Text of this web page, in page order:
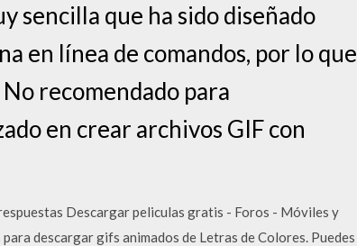
sencilla que ha sido diseñado
en línea de comandos, por lo que
recomendado para
en crear archivos GIF con
Descargar peliculas gratis - Foros - Móviles y
descargar gifs animados de Letras de Colores. Puedes